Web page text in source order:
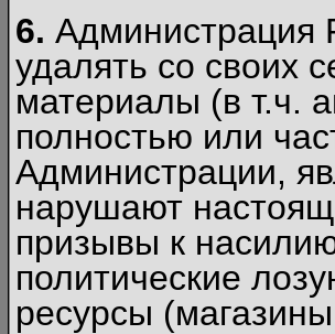
6. Администрация
удалять со своих
материалы (в т.ч.
полностью или
Администрации,
нарушают
призывы к
политические
ресурсы